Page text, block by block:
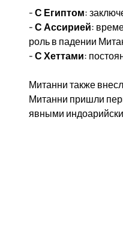
-С Египтом:
-С Ассирией:
роль в падении
-С Хеттами:
Митанни также
Митанни пришли
явными